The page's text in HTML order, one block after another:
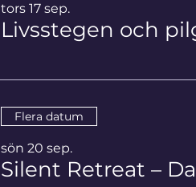
tors 17 sep.
Flera datum
sön 20 sep.